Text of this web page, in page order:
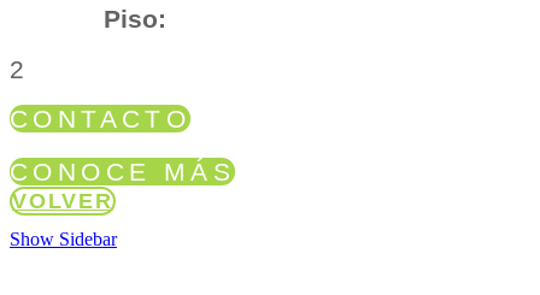
Piso:
2
CONTACTO
CONOCE MÁS
VOLVER
Show Sidebar